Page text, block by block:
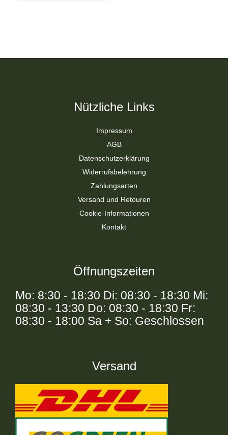
Nützliche Links
Impressum
AGB
Datenschutzerklärung
Widerrufsbelehrung
Zahlungsarten
Versand und Retouren
Cookie-Informationen
Kontakt
Öffnungszeiten
Mo: 8:30 - 18:30 Di: 08:30 - 18:30 Mi:
08:30 - 13:30 Do: 08:30 - 18:30 Fr:
08:30 - 18:00 Sa + So: Geschlossen
Versand